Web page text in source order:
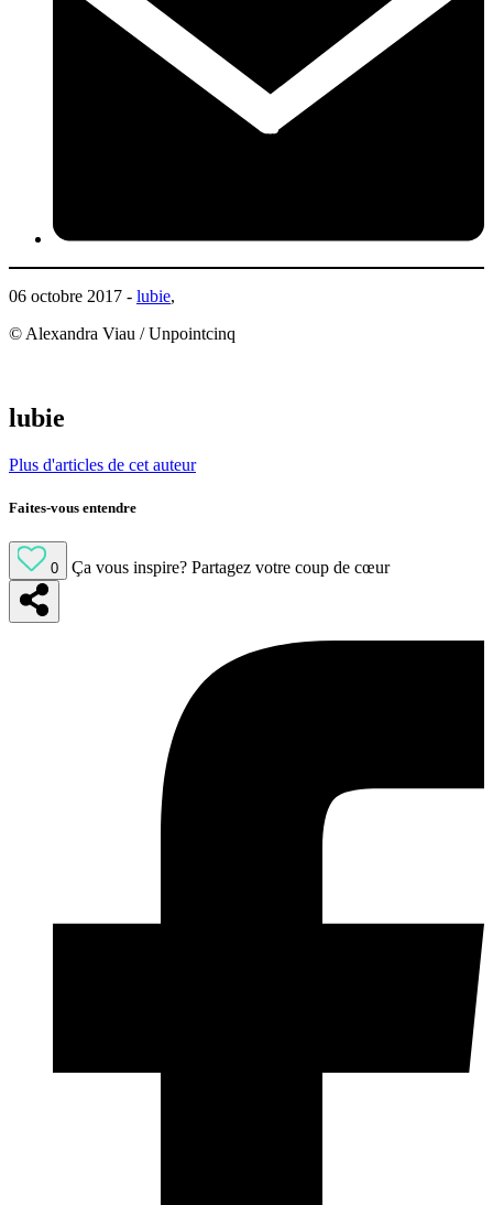
06 octobre 2017 - lubie,
© Alexandra Viau / Unpointcinq
lubie
Plus d'articles de cet auteur
Faites-vous entendre
0 Ça vous inspire? Partagez votre coup de cœur